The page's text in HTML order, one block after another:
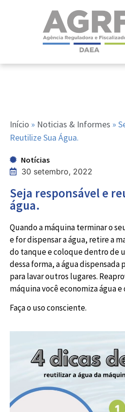
Início » Noticias & Informes »
Reutilize Sua Água.
Notícias
30 setembro, 2022
Seja responsável e
água.
Quando a máquina terminar o
e for dispensar a água, retire a
do tanque e coloque dentro de
dessa forma, a água
para lavar outros lugares.
máquina você economiza água e
Faça o uso consciente.